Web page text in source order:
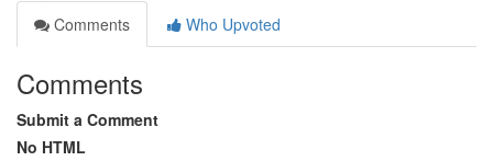
Comments
Who Upvoted
Comments
Submit a Comment
No HTML